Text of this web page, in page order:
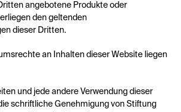
angebotene Produkte oder
den geltenden
dieser Dritten.
an Inhalten dieser Website liegen
und jede andere Verwendung dieser
schriftliche Genehmigung von Stiftung